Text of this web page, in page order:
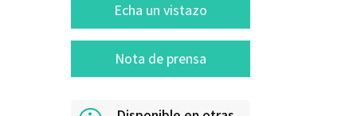
Echa un vistazo
Nota de prensa